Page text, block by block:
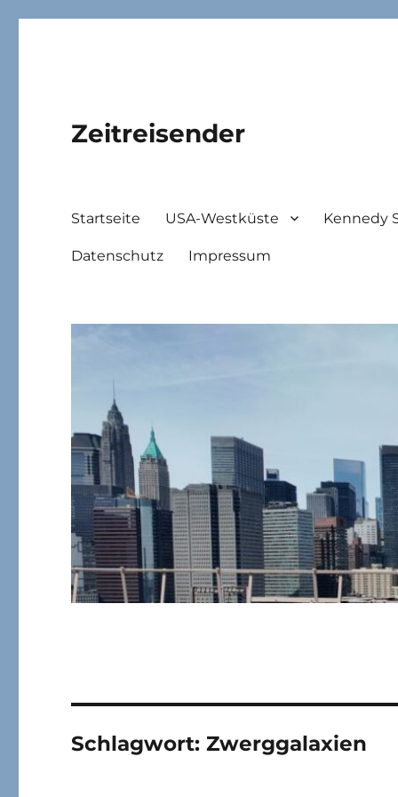
Zeitreisender
Startseite USA-Westküste Kennedy
Datenschutz Impressum
Schlagwort:Zwerggalaxien